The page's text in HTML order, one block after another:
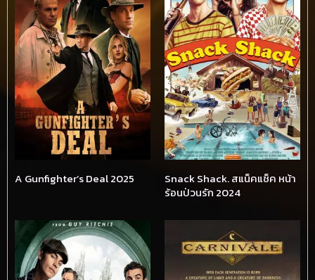
A Gunfighter’s Deal 2025
Snack Shack. สแน็คแช็ค หน้า
ร้อนป่วนรัก 2024